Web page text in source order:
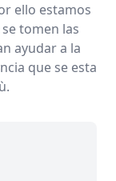
ello estamos
tomen las
ayudar a la
que se esta